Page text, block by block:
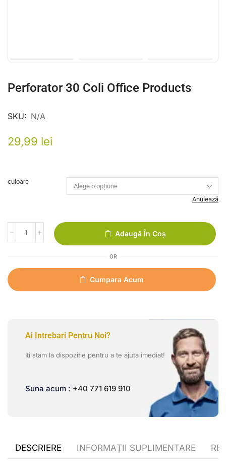
Perforator 30 Coli Office Products
SKU: N/A
29,99 lei
culoare
Anulează
Adaugă În Coș
OR
Cumpara Acum
Ai Intrebari Pentru Noi?
Iti stam la dispozitie pentru a te ajuta imediat!
Suna acum : +40 771 619 910
DESCRIERE INFORMAȚII SUPLIMENTARE